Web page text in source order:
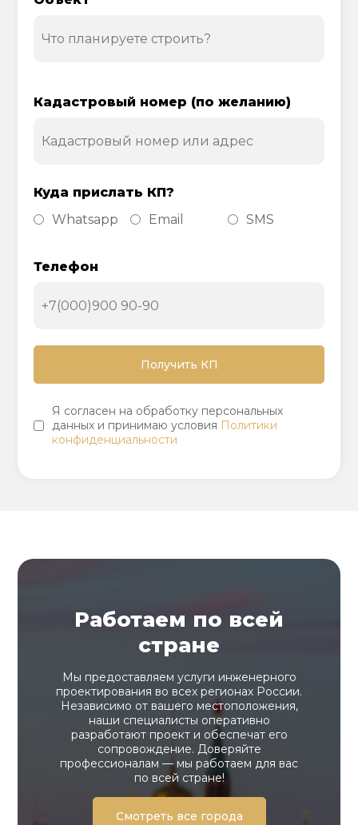
Кадастровый номер (по желанию)
Куда прислать КП?
Whatsapp
Email SMS
Телефон
Я согласен на обработку персональных
данных и принимаю условия Политики
конфиденциальности
Работаем по всей
стране
Мы предоставляем услуги инженерного
проектирования во всех регионах России.
Независимо от вашего местоположения,
наши специалисты оперативно
разработают проект и обеспечат его
сопровождение. Доверяйте
профессионалам — мы работаем для вас
по всей стране!
Смотреть все города